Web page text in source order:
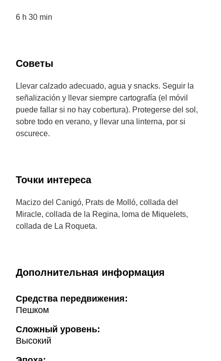
6 h 30 min
Советы
Llevar calzado adecuado, agua y snacks. Seguir la
señalización y llevar siempre cartografía (el móvil
puede fallar si no hay cobertura). Protegerse del sol,
sobre todo en verano, y llevar una linterna, por si
oscurece.
Точки интереса
Macizo del Canigó, Prats de Molló, collada del
Miracle, collada de la Regina, loma de Miquelets,
collada de La Roqueta.
Дополнительная информация
Cредства передвижения:
Пешком
Сложный уровень:
Высокий